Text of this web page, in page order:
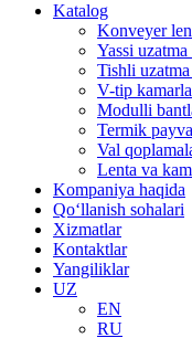
Katalog
Konveyer
Yassi
Tishli
V-tip
Modulli
Termik
Val
Lenta va
Kompaniya haqida
Qo‘llanish sohalari
Xizmatlar
Kontaktlar
Yangiliklar
UZ
EN
RU